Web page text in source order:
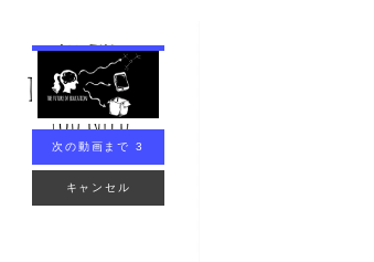
次の動画まで 2
キャンセル